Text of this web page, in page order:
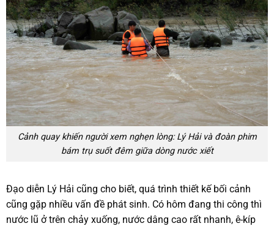
Cảnh quay khiến người xem nghẹn lòng: Lý Hải và đoàn phim
bám trụ suốt đêm giữa dòng nước xiết
Đạo diễn Lý Hải cũng cho biết, quá trình thiết kế bối cảnh
cũng gặp nhiều vấn đề phát sinh. Có hôm đang thi công thì
nước lũ ở trên chảy xuống, nước dâng cao rất nhanh, ê-kíp